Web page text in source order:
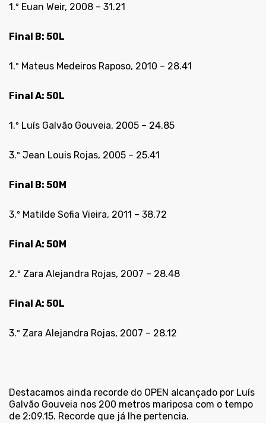
1.º Euan Weir, 2008 – 31.21
Final B: 50L
1.º Mateus Medeiros Raposo, 2010 – 28.41
Final A: 50L
1.º Luís Galvão Gouveia, 2005 – 24.85
3.º Jean Louis Rojas, 2005 – 25.41
Final B: 50M
3.º Matilde Sofia Vieira, 2011 – 38.72
Final A: 50M
2.º Zara Alejandra Rojas, 2007 – 28.48
Final A: 50L
3.º Zara Alejandra Rojas, 2007 – 28.12
Destacamos ainda recorde do OPEN alcançado por Luís
Galvão Gouveia nos 200 metros mariposa com o tempo
de 2:09.15. Recorde que já lhe pertencia.